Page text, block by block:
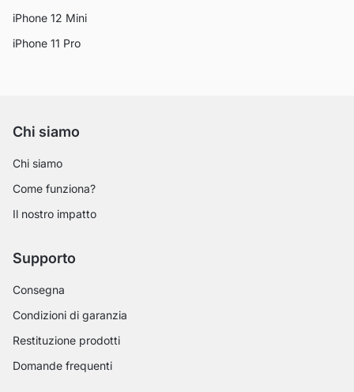
iPhone 12 Mini
iPhone 11 Pro
Chi siamo
Chi siamo
Come funziona?
Il nostro impatto
Supporto
Consegna
Condizioni di garanzia
Restituzione prodotti
Domande frequenti